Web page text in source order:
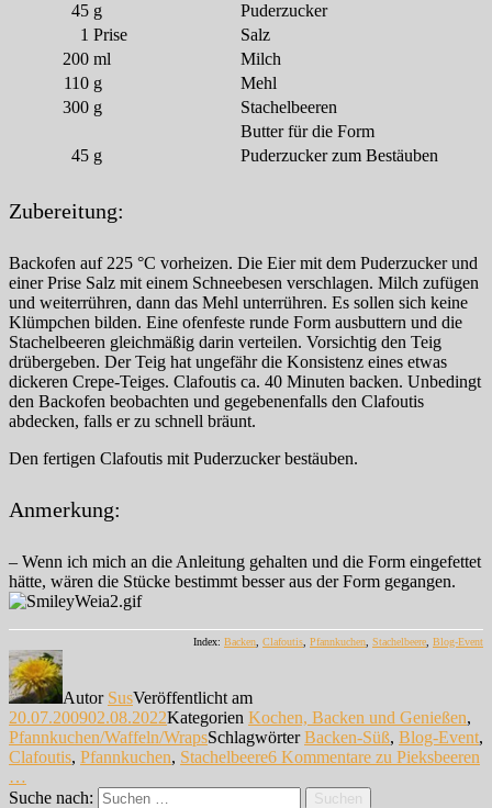
45 g
Puderzucker
1 Prise
Salz
200 ml
Milch
110 g
Mehl
300 g
Stachelbeeren
Butter für die Form
45 g Puderzucker zum Bestäuben
Zubereitung:
Backofen auf 225 °C vorheizen. Die Eier mit dem Puderzucker und
einer Prise Salz mit einem Schneebesen verschlagen. Milch zufügen
und weiterrühren, dann das Mehl unterrühren. Es sollen sich keine
Klümpchen bilden. Eine ofenfeste runde Form ausbuttern und die
Stachelbeeren gleichmäßig darin verteilen. Vorsichtig den Teig
drübergeben. Der Teig hat ungefähr die Konsistenz eines etwas
dickeren Crepe-Teiges. Clafoutis ca. 40 Minuten backen. Unbedingt
den Backofen beobachten und gegebenenfalls den Clafoutis
abdecken, falls er zu schnell bräunt.
Den fertigen Clafoutis mit Puderzucker bestäuben.
Anmerkung:
– Wenn ich mich an die Anleitung gehalten und die Form eingefettet
hätte, wären die Stücke bestimmt besser aus der Form gegangen.
Index: Backen Clafoutis Pfannkuchen Stachelbeere Blog-Event
Autor SusVeröffentlicht am
20.07.200902.08.2022Kategorien Kochen, Backen und Genießen,
Pfannkuchen/Waffeln/WrapsSchlagwörterBacken-Süß, Blog-Event,
Clafoutis, Pfannkuchen, Stachelbeere6 Kommentare zu Pieksbeeren
…
Suche nach:
Suchen